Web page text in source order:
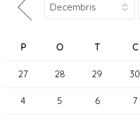
P O T C
27 28 29 30
4 5 6 7